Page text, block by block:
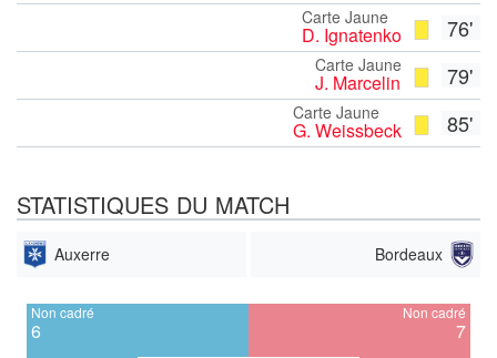
76'
Carte Jaune
D. Ignatenko
79'
Carte Jaune
J. Marcelin
85'
Carte Jaune
G. Weissbeck
STATISTIQUES DU MATCH
Auxerre Bordeaux
Non cadré
6
Non cadré
7